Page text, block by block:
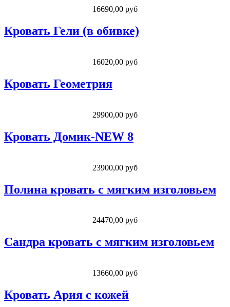
16690,00 руб
Кровать Гели (в обивке)
16020,00 руб
Кровать Геометрия
29900,00 руб
Кровать Домик-NEW 8
23900,00 руб
Полина кровать с мягким изголовьем
24470,00 руб
Сандра кровать с мягким изголовьем
13660,00 руб
Кровать Ария с кожей